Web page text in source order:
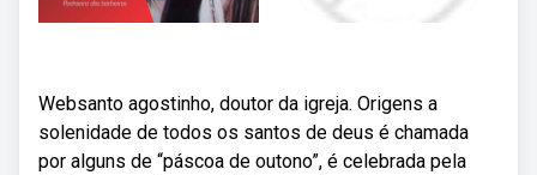
Websanto agostinho, doutor da igreja. Origens a
solenidade de todos os santos de deus é chamada
por alguns de “páscoa de outono”, é celebrada pela